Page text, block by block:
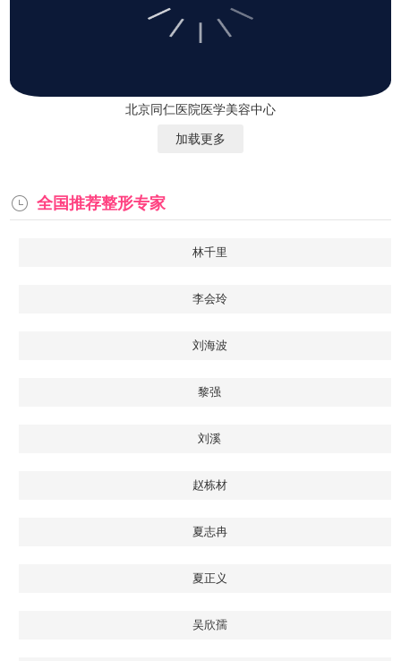
北京同仁医院医学美容中心
加载更多
全国推荐整形专家
林千里
李会玲
刘海波
黎强
刘溪
赵栋材
夏志冉
夏正义
吴欣孺